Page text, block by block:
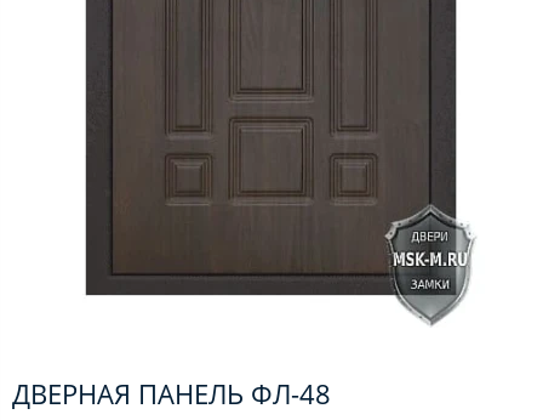
ДВЕРНАЯ ПАНЕЛЬ ФЛ-48